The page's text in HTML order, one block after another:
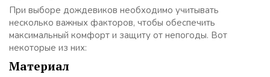
При выборе дождевиков необходимо учитывать
несколько важных факторов, чтобы обеспечить
максимальный комфорт и защиту от непогоды. Вот
некоторые из них:
Материал